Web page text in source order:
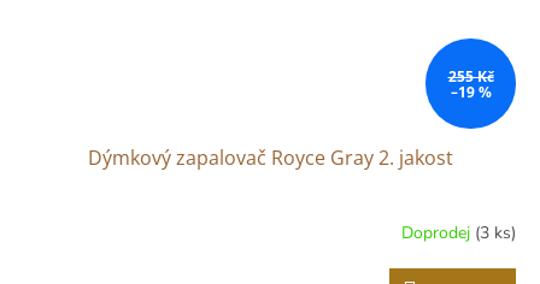
255 Kč
–19 %
Dýmkový zapalovač Royce Gray 2. jakost
Doprodej (3 ks)